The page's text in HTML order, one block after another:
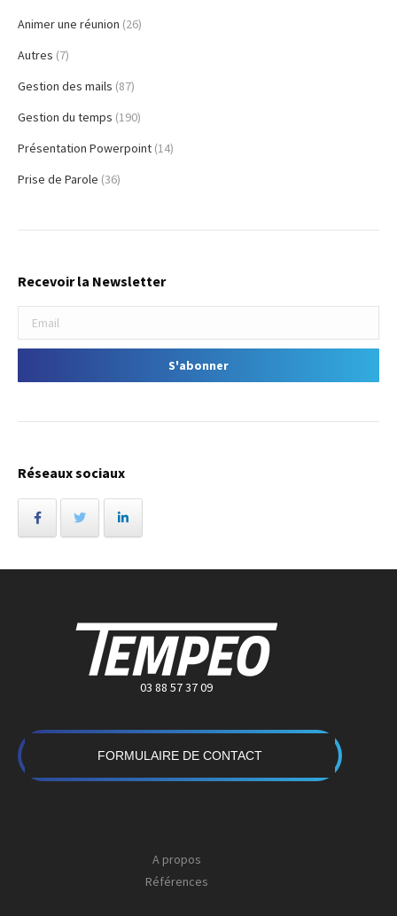
Animer une réunion (26)
Autres (7)
Gestion des mails (87)
Gestion du temps (190)
Présentation Powerpoint (14)
Prise de Parole (36)
Recevoir la Newsletter
Réseaux sociaux
03 88 57 37 09
FORMULAIRE DE CONTACT
A propos
Références